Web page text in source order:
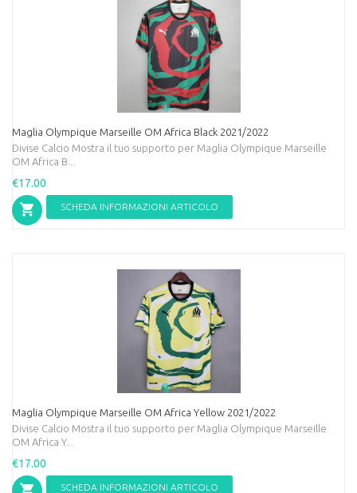
Maglia Olympique Marseille OM Africa Black 2021/2022
Divise Calcio Mostra il tuo supporto per Maglia Olympique Marseille
OM Africa B...
€17.00
SCHEDA INFORMAZIONI ARTICOLO
Maglia Olympique Marseille OM Africa Yellow 2021/2022
Divise Calcio Mostra il tuo supporto per Maglia Olympique Marseille
OM Africa Y...
€17.00
SCHEDA INFORMAZIONI ARTICOLO